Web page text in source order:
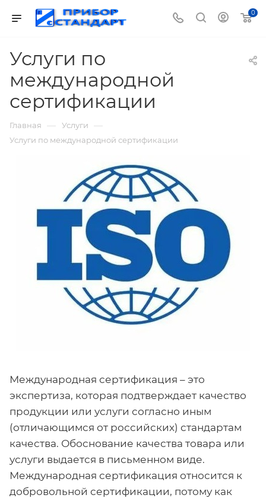
0
Услуги по
международной
сертификации
Главная — Услуги —
Услуги по международной сертификации
Международная сертификация – это
экспертиза, которая подтверждает качество
продукции или услуги согласно иным
(отличающимся от российских) стандартам
качества. Обоснование качества товара или
услуги выдается в письменном виде.
Международная сертификация относится к
добровольной сертификации, потому как